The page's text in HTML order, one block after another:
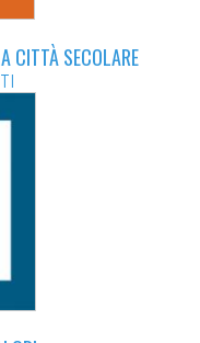
CITTÀ SECOLARE